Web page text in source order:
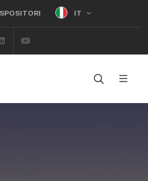
IT
Linkedin